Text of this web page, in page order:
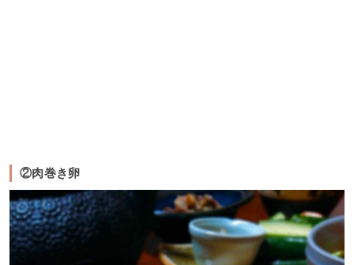
②肉巻き卵